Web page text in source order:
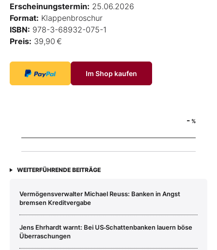
Erscheinungstermin: 25.06.2026
Format: Klappenbroschur
ISBN: 978-3-68932-075-1
Preis: 39,90 €
Im Shop kaufen
- %
WEITERFÜHRENDE BEITRÄGE
Vermögensverwalter Michael Reuss: Banken in Angst
bremsen Kreditvergabe
Jens Ehrhardt warnt: Bei US‑Schattenbanken lauern böse
Überraschungen